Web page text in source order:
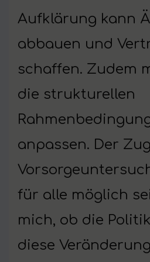
Aufklärung kann
abbauen und
schaffen. Zudem
die strukturellen
anpassen. Der
für alle möglich
mich, ob die
diese